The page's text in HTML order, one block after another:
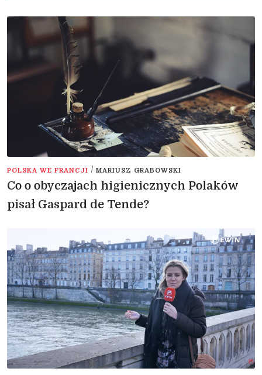
POLSKA WE FRANCJI / MARIUSZ GRABOWSKI
Co o obyczajach higienicznych Polaków
pisał Gaspard de Tende?